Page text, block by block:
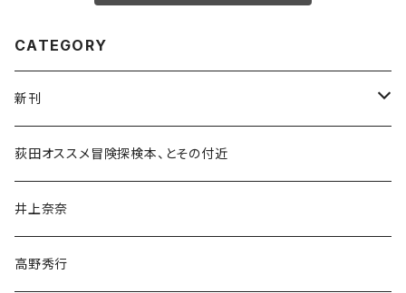
CATEGORY
新刊
和書
文学・小説・物語
随筆・ノンフィクション・その他
荻田オススメ冒険探検本、とその付近
井上奈奈
高野秀行